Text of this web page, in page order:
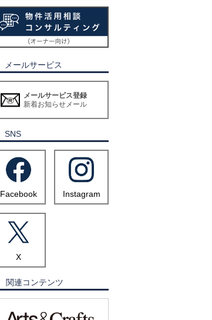
メールサービス
メールサービス登録
新着お知らせメール
SNS
Facebook Instagram
X
関連コンテンツ